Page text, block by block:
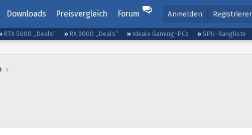
Downloads Preisvergleich Forum Anmelden
RTX 5000 „Deals“ RX 9000 „Deals“ Ideale Gaming-PCs GPU-Rangliste